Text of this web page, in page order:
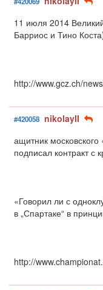
11 июля 2014
Барриос и Тино
http://www.gcz.ch/
#420058 nikolayII
ащитник
подписал контракт
«Говорил ли с
в „Спартаке“ в
http://